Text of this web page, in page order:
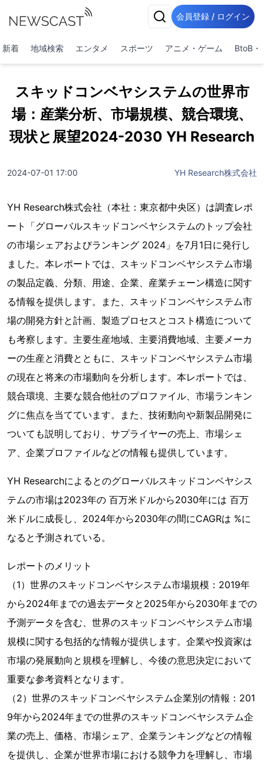
会員登録 / ログイン
新着 地域検索 エンタメ スポーツ アニメ・ゲーム BtoB・
スキッドコンベヤシステムの世界市
場：産業分析、市場規模、競合環境、
現状と展望2024-2030 YH Research
2024-07-01 17:00 YH Research株式会社
YH Research株式会社（本社：東京都中央区）は調査レポ
ート「グローバルスキッドコンベヤシステムのトップ会社
の市場シェアおよびランキング 2024」を7月1日に発行し
ました。本レポートでは、スキッドコンベヤシステム市場
の製品定義、分類、用途、企業、産業チェーン構造に関す
る情報を提供します。また、スキッドコンベヤシステム市
場の開発方針と計画、製造プロセスとコスト構造について
も考察します。主要生産地域、主要消費地域、主要メーカ
ーの生産と消費とともに、スキッドコンベヤシステム市場
の現在と将来の市場動向を分析します。本レポートでは、
競合環境、主要な競合他社のプロファイル、市場ランキン
グに焦点を当てています。また、技術動向や新製品開発に
ついても説明しており、サプライヤーの売上、市場シェ
ア、企業プロファイルなどの情報も提供しています。
YH Researchによるとのグローバルスキッドコンベヤシス
テムの市場は2023年の 百万米ドルから2030年には 百万
米ドルに成長し、2024年から2030年の間にCAGRは %に
なると予測されている。
レポートのメリット
（1）世界のスキッドコンベヤシステム市場規模：2019年
から2024年までの過去データと2025年から2030年までの
予測データを含む、世界のスキッドコンベヤシステム市場
規模に関する包括的な情報が提供します。企業や投資家は
市場の発展動向と規模を理解し、今後の意思決定において
重要な参考資料となります。
（2）世界のスキッドコンベヤシステム企業別の情報：201
9年から2024年までの世界のスキッドコンベヤシステム企
業の売上、価格、市場シェア、企業ランキングなどの情報
を提供し、企業が世界市場における競争力を理解し、市場